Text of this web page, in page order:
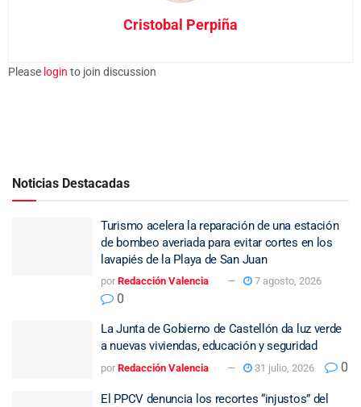
Cristobal Perpiña
Please login to join discussion
Noticias Destacadas
Turismo acelera la reparación de una estación
de bombeo averiada para evitar cortes en los
lavapiés de la Playa de San Juan
por Redacción Valencia 7 agosto, 2026
0
La Junta de Gobierno de Castellón da luz verde
a nuevas viviendas, educación y seguridad
por Redacción Valencia 31 julio, 2026 0
El PPCV denuncia los recortes “injustos” del